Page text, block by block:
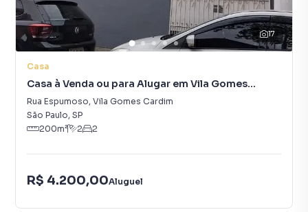
17
Casa
Casa à Venda ou para Alugar em Vila Gomes
Cardim
Rua Espumoso, Vila Gomes Cardim
São Paulo, SP
200m² 2 2
R$ 4.200,00Aluguel